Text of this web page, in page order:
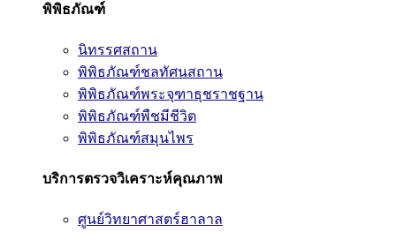
พิพิธภัณฑ์
นิทรรศสถาน
พิพิธภัณฑ์ชลทัศนสถาน
พิพิธภัณฑ์พระจุฑาธุชราชฐาน
พิพิธภัณฑ์พืชมีชีวิต
พิพิธภัณฑ์สมุนไพร
บริการตรวจวิเคราะห์คุณภาพ
ศูนย์วิทยาศาสตร์ฮาลาล